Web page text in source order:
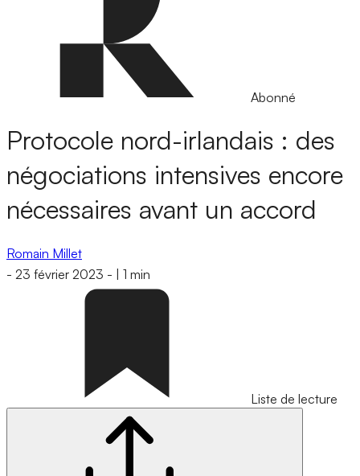
Abonné
Protocole nord-irlandais : des
négociations intensives encore
nécessaires avant un accord
Romain Millet
- 23 février 2023 - 1 min
Liste de lecture